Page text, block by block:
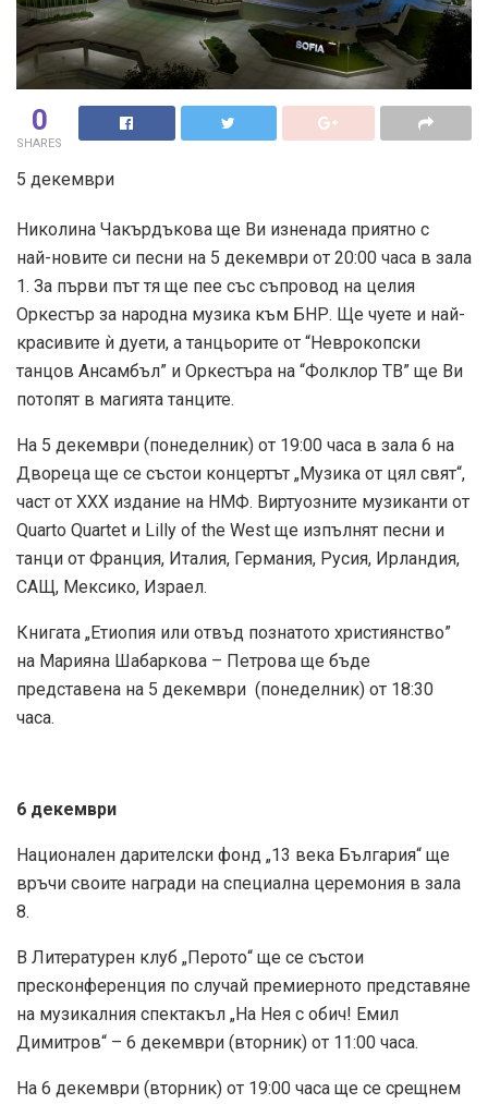
0
SHARES
5 декември
Николина Чакърдъкова ще Ви изненада приятно с
най-новите си песни на 5 декември от 20:00 часа в зала
1. За първи път тя ще пее със съпровод на целия
Оркестър за народна музика към БНР. Ще чуете и най-
красивите ѝ дуети, а танцьорите от “Неврокопски
танцов Ансамбъл” и Оркестъра на “Фолклор ТВ” ще Ви
потопят в магията танците.
На 5 декември (понеделник) от 19:00 часа в зала 6 на
Двореца ще се състои концертът „Музика от цял свят“,
част от ХХХ издание на НМФ. Виртуозните музиканти от
Quarto Quartet и Lilly of the West ще изпълнят песни и
танци от Франция, Италия, Германия, Русия, Ирландия,
САЩ, Мексико, Израел.
Книгата „Етиопия или отвъд познатото християнство”
на Марияна Шабаркова – Петрова ще бъде
представена на 5 декември (понеделник) от 18:30
часа.
6 декември
Национален дарителски фонд „13 века България“ ще
връчи своите награди на специална церемония в зала
8.
В Литературен клуб „Перото“ ще се състои
пресконференция по случай премиерното представяне
на музикалния спектакъл „На Нея с обич! Емил
Димитров“ – 6 декември (вторник) от 11:00 часа.
На 6 декември (вторник) от 19:00 часа ще се срещнем